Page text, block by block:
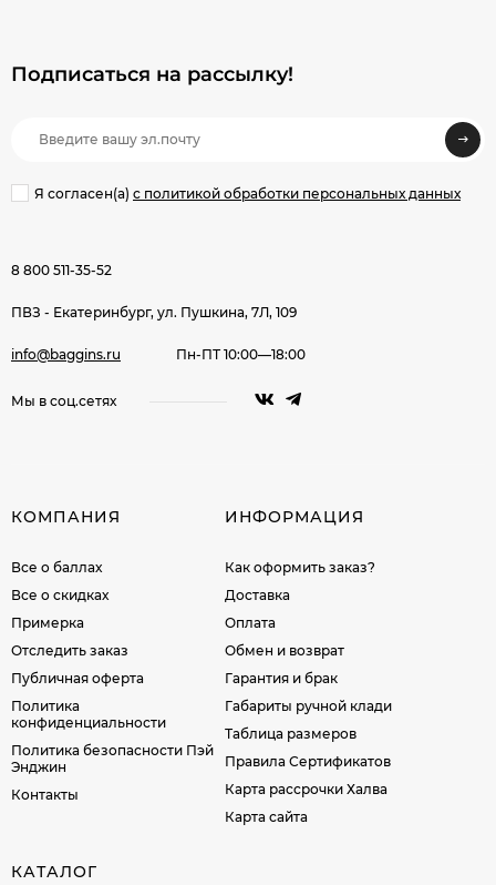
Подписаться на рассылкy!
Я согласен(a) с политикой обработки персональных данных
8 800 511-35-52
ПВЗ - Екатеринбург, ул. Пушкина, 7Л, 109
info@baggins.ru Пн-ПТ 10:00—18:00
Мы в соц.сетях
КОМПАНИЯ
Все о баллах
Все о скидках
Примерка
Отследить заказ
Публичная оферта
Политика
конфиденциальности
Политика безопасности Пэй
Энджин
Контакты
ИНФОРМАЦИЯ
Как оформить заказ?
Доставка
Оплата
Обмен и возврат
Гарантия и брак
Габариты ручной клади
Таблица размеров
Правила Сертификатов
Карта рассрочки Халва
Карта сайта
КАТАЛОГ